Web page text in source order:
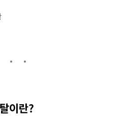
이란?